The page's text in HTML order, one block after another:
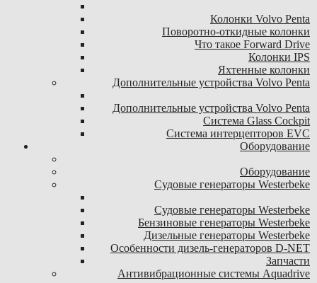
Колонки Volvo Penta
Поворотно-откидные колонки
Что такое Forward Drive
Колонки IPS
Яхтенные колонки
Дополнительные устройства Volvo Penta
Дополнительные устройства Volvo Penta
Система Glass Cockpit
Система интерцепторов EVC
Оборудование
Оборудование
Судовые генераторы Westerbeke
Судовые генераторы Westerbeke
Бензиновые генераторы Westerbeke
Дизельные генераторы Westerbeke
Особенности дизель-генераторов D-NET
Запчасти
Антивибрационные системы Aquadrive